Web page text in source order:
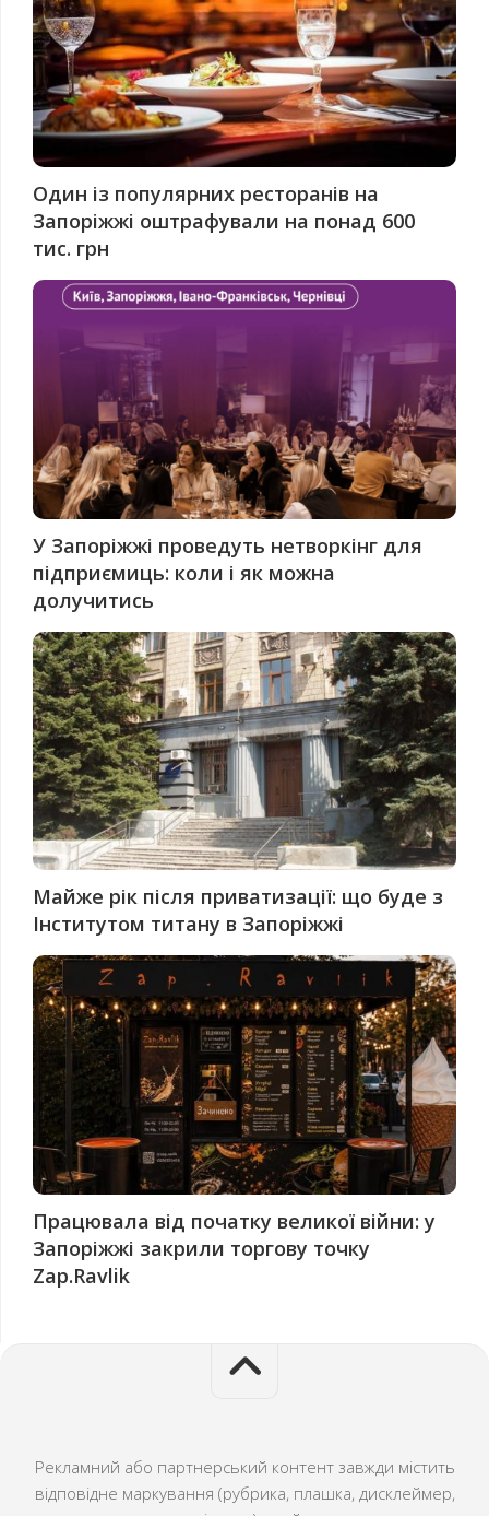
Один із популярних ресторанів на
Запоріжжі оштрафували на понад 600
тис. грн
У Запоріжжі проведуть нетворкінг для
підприємиць: коли і як можна
долучитись
Майже рік після приватизації: що буде з
Інститутом титану в Запоріжжі
Працювала від початку великої війни: у
Запоріжжі закрили торгову точку
Zap.Ravlik
Рекламний або партнерський контент завжди містить
відповідне маркування (рубрика, плашка, дисклеймер,